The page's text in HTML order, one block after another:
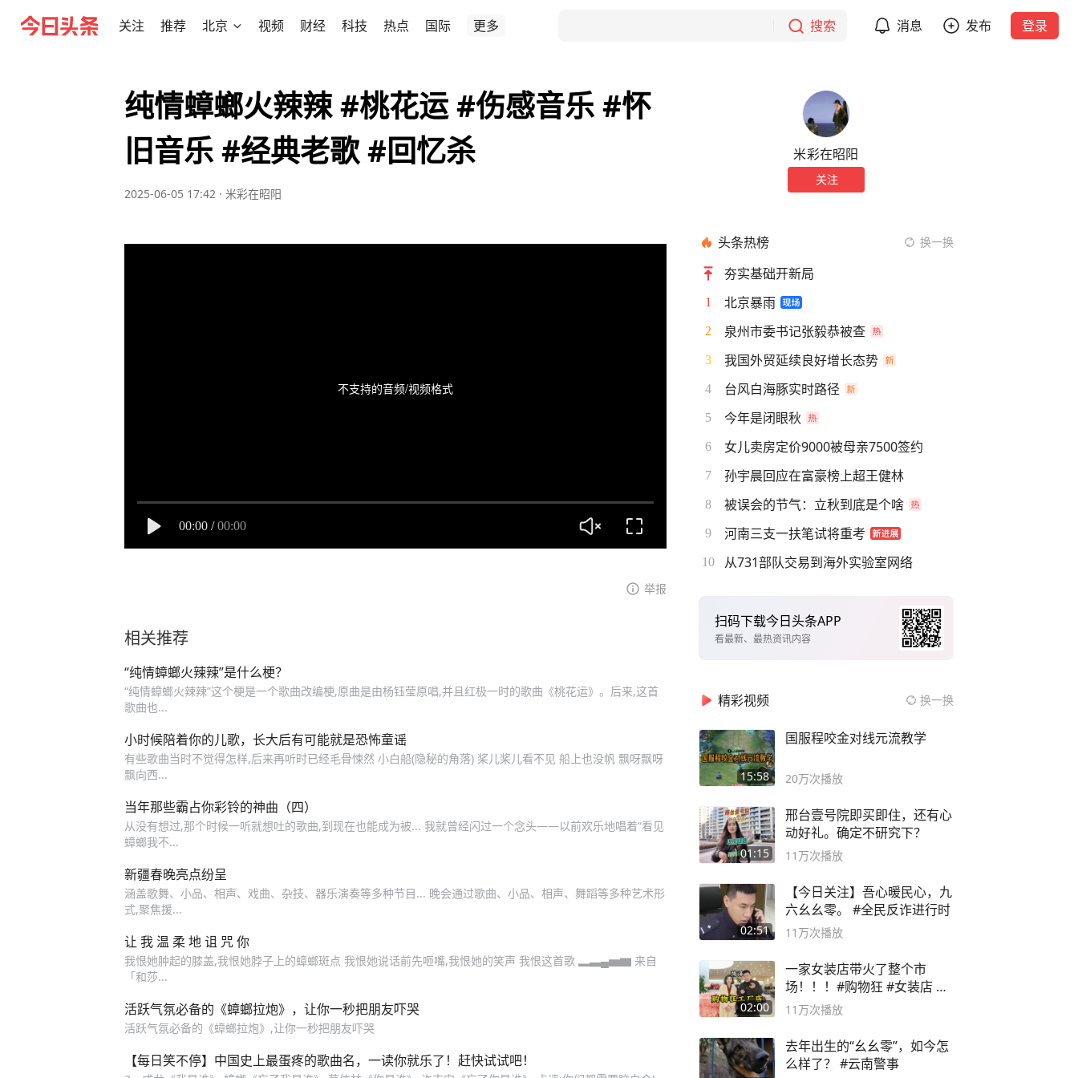
关注 推荐 北京 视频 财经 科技 热点 国际 更多 搜索 消息 发布 登录
纯情蟑螂火辣辣 #桃花运 #伤感音乐 #怀
旧音乐 #经典老歌 #回忆杀
2025-06-05 17:42 · 米彩在昭阳
不支持的音频/视频格式
00:00 / 00:00
举报
相关推荐
“纯情蟑螂火辣辣”是什么梗？
“纯情蟑螂火辣辣”这个梗是一个歌曲改编梗,原曲是由杨钰莹原唱,并且红极一时的歌曲《桃花运》。后来,这首
歌曲也...
小时候陪着你的儿歌，长大后有可能就是恐怖童谣
有些歌曲当时不觉得怎样,后来再听时已经毛骨悚然 小白船(隐秘的角落) 桨儿桨儿看不见 船上也没帆 飘呀飘呀
飘向西...
当年那些霸占你彩铃的神曲（四）
从没有想过,那个时候一听就想吐的歌曲,到现在也能成为被... 我就曾经闪过一个念头——以前欢乐地唱着“看见
蟑螂我不...
新疆春晚亮点纷呈
涵盖歌舞、小品、相声、戏曲、杂技、器乐演奏等多种节目... 晚会通过歌曲、小品、相声、舞蹈等多种艺术形
式,聚焦援...
让 我 温 柔 地 诅 咒 你
我恨她肿起的膝盖,我恨她脖子上的蟑螂斑点 我恨她说话前先咂嘴,我恨她的笑声 我恨这首歌 ▂▃▄▅▆ 来自
「和莎...
活跃气氛必备的《蟑螂拉炮》，让你一秒把朋友吓哭
活跃气氛必备的《蟑螂拉炮》,让你一秒把朋友吓哭
【每日笑不停】中国史上最蛋疼的歌曲名，一读你就乐了！赶快试试吧！
米彩在昭阳
关注
头条热榜 换一换
夯实基础开新局
1 北京暴雨
2 泉州市委书记张毅恭被查
3 我国外贸延续良好增长态势
4 台风白海豚实时路径
5 今年是闭眼秋
6 女儿卖房定价9000被母亲7500签约
7 孙宇晨回应在富豪榜上超王健林
8 被误会的节气：立秋到底是个啥
9 河南三支一扶笔试将重考
10 从731部队交易到海外实验室网络
扫码下载今日头条APP
看最新、最热资讯内容
精彩视频 换一换
15:58
国服程咬金对线元流教学
20万次播放
01:15
邢台壹号院即买即住，还有心
动好礼。确定不研究下？
11万次播放
02:51
【今日关注】吾心暖民心，九
六幺幺零。 #全民反诈进行时
11万次播放
02:00
一家女装店带火了整个市
场！！！#购物狂 #女装店 #
高品质女装
11万次播放
去年出生的“幺幺零”，如今怎
么样了？ #云南警事